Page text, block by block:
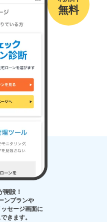
開設！
ンプランや
セージ画面に
きます。